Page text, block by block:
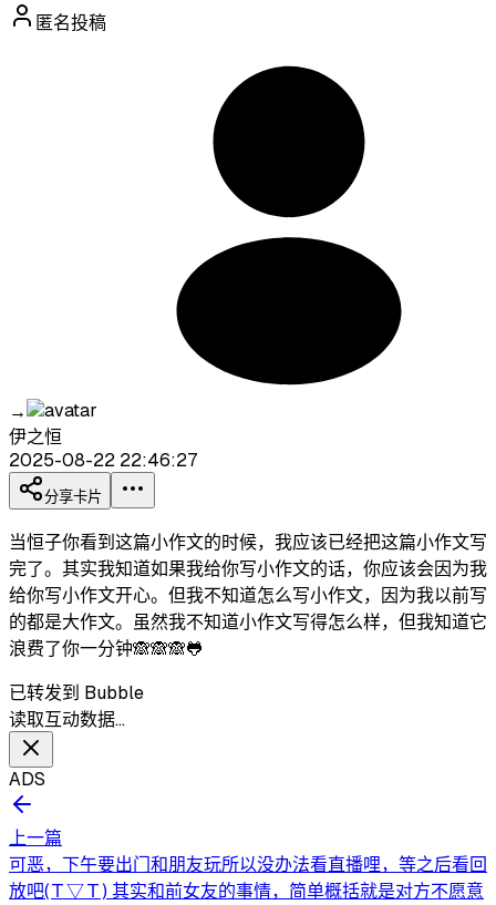
匿名投稿
→
伊之恒
2025-08-22 22:46:27
分享卡片
当恒子你看到这篇小作文的时候，我应该已经把这篇小作文写
完了。其实我知道如果我给你写小作文的话，你应该会因为我
给你写小作文开心。但我不知道怎么写小作文，因为我以前写
的都是大作文。虽然我不知道小作文写得怎么样，但我知道它
浪费了你一分钟🙈🙈🙈🐸
已转发到 Bubble
读取互动数据…
ADS
上一篇
可恶，下午要出门和朋友玩所以没办法看直播哩，等之后看回
放吧(Ｔ▽Ｔ) 其实和前女友的事情，简单概括就是对方不愿意